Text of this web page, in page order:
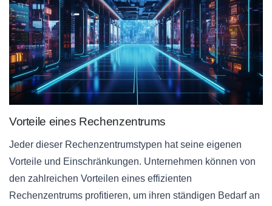
Vorteile eines Rechenzentrums
Jeder dieser Rechenzentrumstypen hat seine eigenen
Vorteile und Einschränkungen. Unternehmen können von
den zahlreichen Vorteilen eines effizienten
Rechenzentrums profitieren, um ihren ständigen Bedarf an